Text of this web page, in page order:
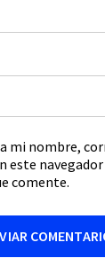
mi nombre,
este
comente.